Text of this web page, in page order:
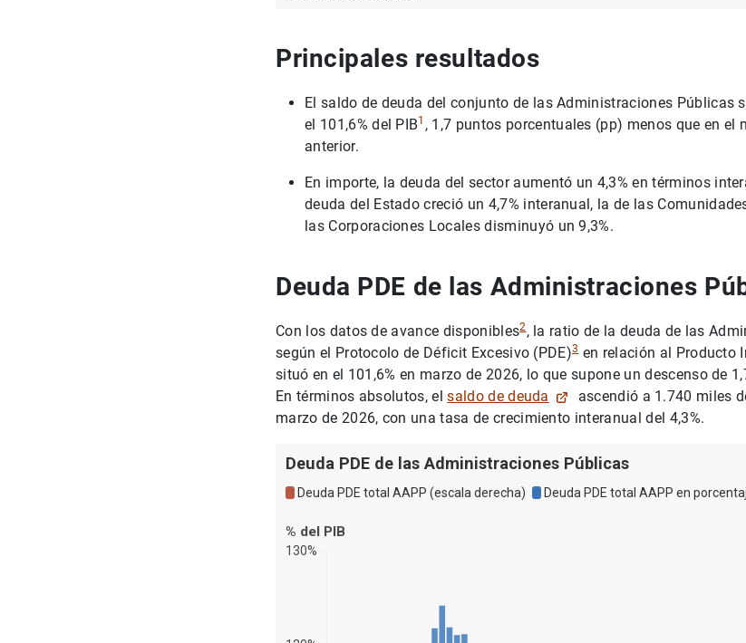
Principales resultados
El saldo de deuda del conjunto de las Administraciones Públicas
el 101,6% del PIB1 , 1,7 puntos porcentuales (pp) menos que en el
anterior.
En importe, la deuda del sector aumentó un 4,3% en términos
deuda del Estado creció un 4,7% interanual, la de las
las Corporaciones Locales disminuyó un 9,3%.
Deuda PDE de las Administraciones
Con los datos de avance disponibles2, la ratio de la deuda de las
según el Protocolo de Déficit Excesivo (PDE)3en relación al Producto
situó en el 101,6% en marzo de 2026, lo que supone un descenso de
En términos absolutos, elsaldo de deuda
ascendió a 1.740 miles
marzo de 2026, con una tasa de crecimiento interanual del 4,3%.